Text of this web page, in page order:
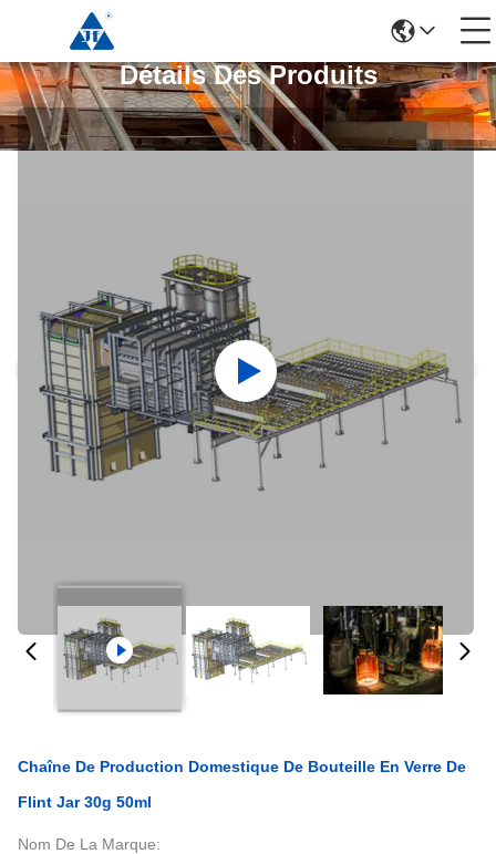
Détails Des Produits
Chaîne De Production Domestique De Bouteille En Verre De
Flint Jar 30g 50ml
Nom De La Marque: